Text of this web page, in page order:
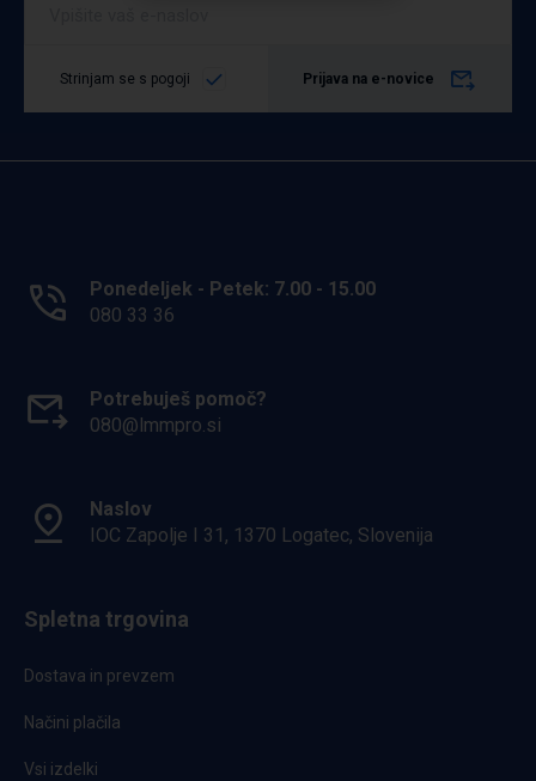
Strinjam se s pogoji Prijava na e-novice
Ponedeljek - Petek: 7.00 - 15.00
080 33 36
Potrebuješ pomoč?
080@lmmpro.si
Naslov
IOC Zapolje I 31, 1370 Logatec, Slovenija
Spletna trgovina
Dostava in prevzem
Načini plačila
Vsi izdelki